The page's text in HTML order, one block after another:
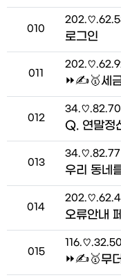
번호
010
접속자
로그인
번호
011
접속자
번호
012
접속자
34.♡.82.70
번호
013
접속자
34.♡.82.77
번호
014
접속자
오류안내
번호
015
접속자
116.♡.32.50